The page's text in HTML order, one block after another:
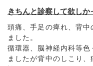
きちんと診察して欲しか
頭痛、手足の痺れ、背中
ました。
循環器、脳神経内科等
ましたが背中のしこり